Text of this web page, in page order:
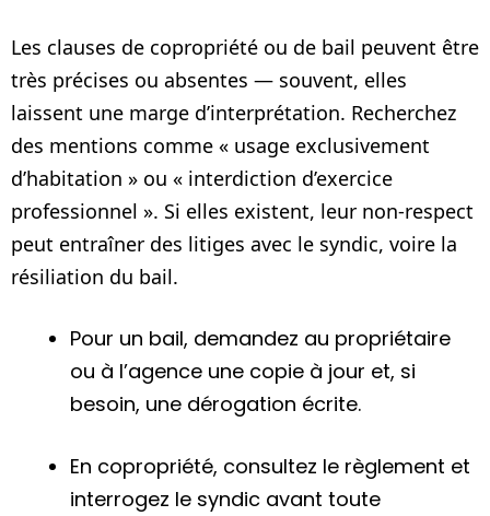
Les clauses de copropriété ou de bail peuvent être
très précises ou absentes — souvent, elles
laissent une marge d’interprétation. Recherchez
des mentions comme « usage exclusivement
d’habitation » ou « interdiction d’exercice
professionnel ». Si elles existent, leur non-respect
peut entraîner des litiges avec le syndic, voire la
résiliation du bail.
Pour un bail, demandez au propriétaire
ou à l’agence une copie à jour et, si
besoin, une dérogation écrite.
En copropriété, consultez le règlement et
interrogez le syndic avant toute